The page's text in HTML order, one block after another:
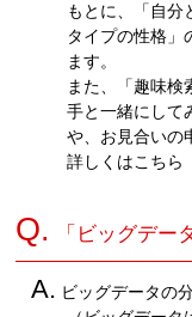
もとに、「自分
タイプの性格」
ます。
また、「趣味検
手と一緒にして
や、お見合いの
詳しくはこちら
Q. 「ビッグデー
A. ビッグデータの